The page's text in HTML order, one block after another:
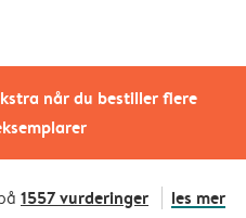
når du bestiller flere
1557 vurderinger les mer